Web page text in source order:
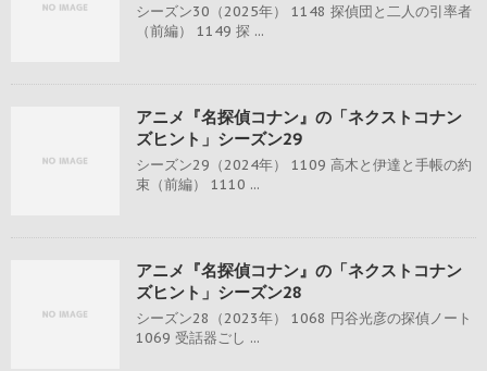
シーズン30（2025年） 1148 探偵団と二人の引率者
（前編） 1149 探 ...
アニメ『名探偵コナン』の「ネクストコナン
ズヒント」シーズン29
シーズン29（2024年） 1109 高木と伊達と手帳の約
束（前編） 1110 ...
アニメ『名探偵コナン』の「ネクストコナン
ズヒント」シーズン28
シーズン28（2023年） 1068 円谷光彦の探偵ノート
1069 受話器ごし ...